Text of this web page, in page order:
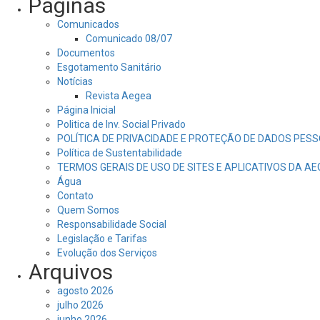
Páginas
Comunicados
Comunicado 08/07
Documentos
Esgotamento Sanitário
Notícias
Revista Aegea
Página Inicial
Politica de Inv. Social Privado
POLÍTICA DE PRIVACIDADE E PROTEÇÃO DE DADOS
Política de Sustentabilidade
TERMOS GERAIS DE USO DE SITES E APLICATIVOS DA
Água
Contato
Quem Somos
Responsabilidade Social
Legislação e Tarifas
Evolução dos Serviços
Arquivos
agosto 2026
julho 2026